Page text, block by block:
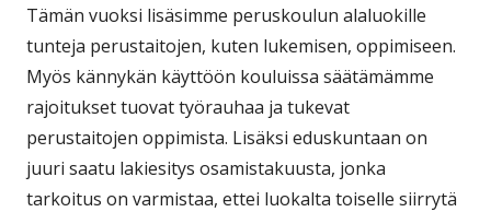
Tämän vuoksi lisäsimme peruskoulun alaluokille
tunteja perustaitojen, kuten lukemisen, oppimiseen.
Myös kännykän käyttöön kouluissa säätämämme
rajoitukset tuovat työrauhaa ja tukevat
perustaitojen oppimista. Lisäksi eduskuntaan on
juuri saatu lakiesitys osamistakuusta, jonka
tarkoitus on varmistaa, ettei luokalta toiselle siirrytä